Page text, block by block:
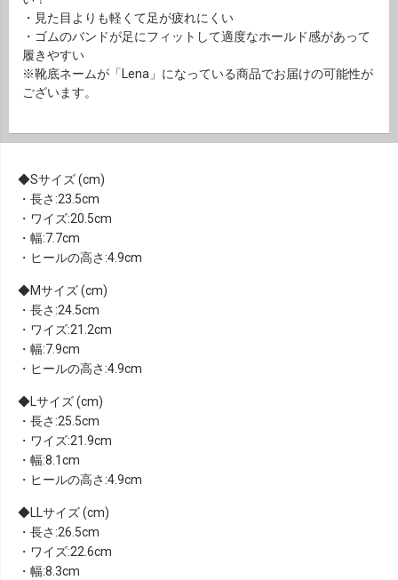
・見た目よりも軽くて足が疲れにくい
・ゴムのバンドが足にフィットして適度なホールド感があって
履きやすい
※靴底ネームが「Lena」になっている商品でお届けの可能性が
ございます。
Sサイズ (cm)
・長さ:23.5cm
・ワイズ:20.5cm
・幅:7.7cm
・ヒールの高さ:4.9cm
Mサイズ (cm)
・長さ:24.5cm
・ワイズ:21.2cm
・幅:7.9cm
・ヒールの高さ:4.9cm
Lサイズ (cm)
・長さ:25.5cm
・ワイズ:21.9cm
・幅:8.1cm
・ヒールの高さ:4.9cm
LLサイズ (cm)
・長さ:26.5cm
・ワイズ:22.6cm
・幅:8.3cm